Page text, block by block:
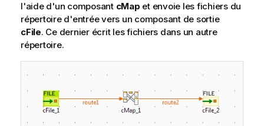
l'aide d'un composant cMap et envoie les fichiers du
répertoire d'entrée vers un composant de sortie
cFile. Ce dernier écrit les fichiers dans un autre
répertoire.